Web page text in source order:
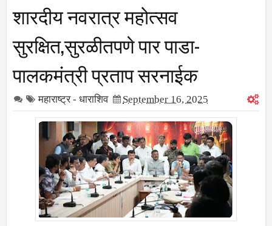
शारदीय नवरात्र महोत्सव
सुरक्षित,सुरळीतपणे पार पाडा-
पालकमंत्री प्रताप सरनाईक
महाराष्ट्र - धाराशिव September 16, 2025